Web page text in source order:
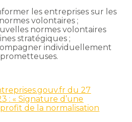
les entreprises sur les
volontaires ;
normes volontaires
stratégiques ;
individuellement
du 27
: « Signature d’une
de la normalisation